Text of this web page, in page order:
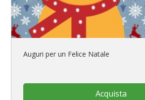
Auguri per un Felice Natale
Acquista